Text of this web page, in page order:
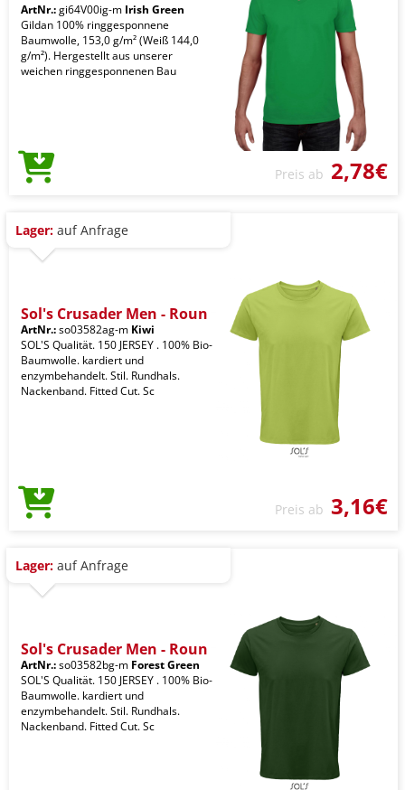
ArtNr.:gi64V00ig-m Irish Green
Gildan 100% ringgesponnene
Baumwolle, 153,0 g/m² (Weiß 144,0
g/m²). Hergestellt aus unserer
weichen ringgesponnenen Bau
Preis ab 2,78€
Lager: auf Anfrage
Sol's Crusader Men - Roun
ArtNr.:so03582ag-m Kiwi
SOL'S Qualität. 150 JERSEY . 100% Bio-
Baumwolle. kardiert und
enzymbehandelt. Stil. Rundhals.
Nackenband. Fitted Cut. Sc
Preis ab 3,16€
Lager: auf Anfrage
Sol's Crusader Men - Roun
ArtNr.:so03582bg-m Forest Green
SOL'S Qualität. 150 JERSEY . 100% Bio-
Baumwolle. kardiert und
enzymbehandelt. Stil. Rundhals.
Nackenband. Fitted Cut. Sc